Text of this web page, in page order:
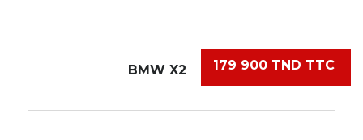
179 900 TND TTC
BMW X2